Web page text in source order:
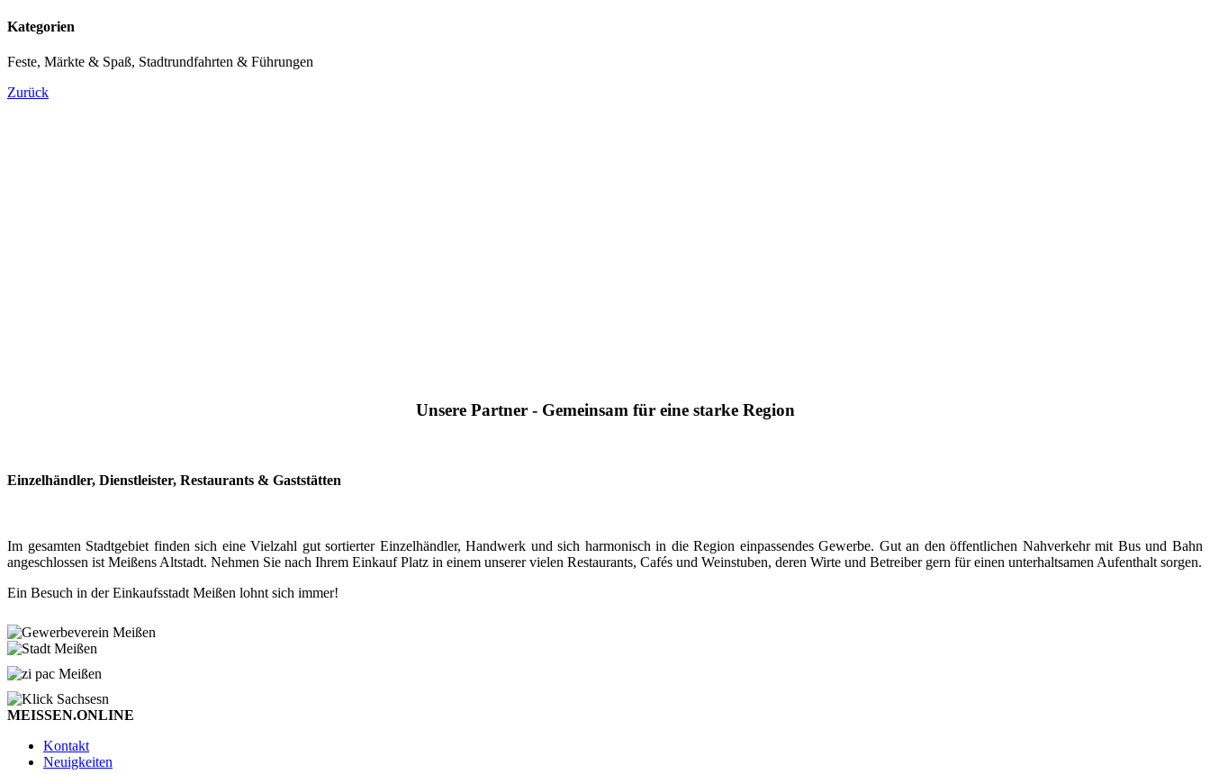
Kategorien
Feste, Märkte & Spaß, Stadtrundfahrten & Führungen
Zurück
Unsere Partner - Gemeinsam für eine starke Region
Einzelhändler, Dienstleister, Restaurants & Gaststätten
Im gesamten Stadtgebiet finden sich eine Vielzahl gut sortierter Einzelhändler, Handwerk und sich harmonisch in die Region einpassendes Gewerbe. Gut an den öffentlichen Nahverkehr mit Bus und Bahn
angeschlossen ist Meißens Altstadt. Nehmen Sie nach Ihrem Einkauf Platz in einem unserer vielen Restaurants, Cafés und Weinstuben, deren Wirte und Betreiber gern für einen unterhaltsamen Aufenthalt sorgen.
Ein Besuch in der Einkaufsstadt Meißen lohnt sich immer!
MEISSEN.ONLINE
Kontakt
Neuigkeiten